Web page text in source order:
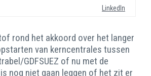
LinkedIn
rond het akkoord over het langer
van kerncentrales tussen
GDFSUEZ of nu met de
nog niet gaan leggen of het zit er